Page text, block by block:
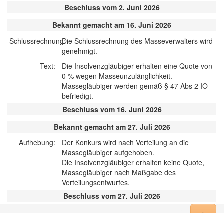
Beschluss vom 2. Juni 2026
Bekannt gemacht am 16. Juni 2026
Schlussrechnung:Die Schlussrechnung des Masseverwalters wird
genehmigt.
Text:
Die Insolvenzgläubiger erhalten eine Quote von
0 % wegen Masseunzulänglichkeit.
Massegläubiger werden gemäß § 47 Abs 2 IO
befriedigt.
Beschluss vom 16. Juni 2026
Bekannt gemacht am 27. Juli 2026
Aufhebung:
Der Konkurs wird nach Verteilung an die
Massegläubiger aufgehoben.
Die Insolvenzgläubiger erhalten keine Quote,
Massegläubiger nach Maßgabe des
Verteilungsentwurfes.
Beschluss vom 27. Juli 2026